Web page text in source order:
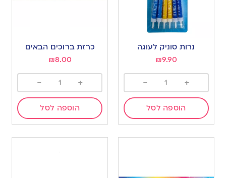
נרות סוניק לעוגה
₪9.90
+
-
הוספה לסל
כרזת ברוכים הבאים
₪8.00
+
-
הוספה לסל